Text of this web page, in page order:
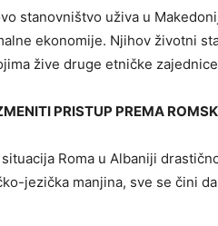
stanovništvo uživa u
ekonomije. Njihov životni
žive druge etničke
PRISTUP PREMA
Roma u Albaniji
jezička manjina, sve se čini